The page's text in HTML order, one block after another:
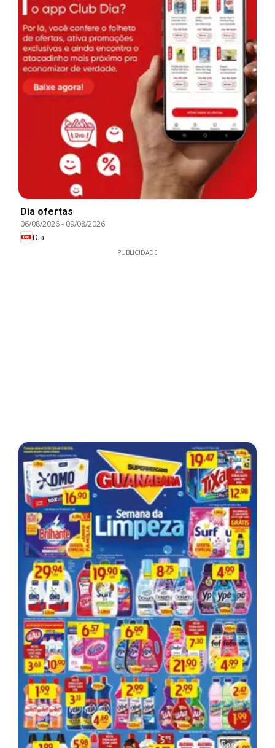
Dia ofertas
06/08/2026- 09/08/2026
Dia
PUBLICIDADE